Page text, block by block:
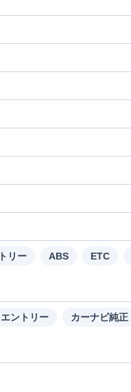
リー ABS ETC
ントリー カーナビ純正